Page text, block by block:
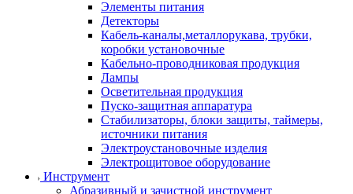
Элементы питания
Детекторы
Кабель-каналы,металлорукава, трубки,
коробки установочные
Кабельно-проводниковая продукция
Лампы
Осветительная продукция
Пуско-защитная аппаратура
Стабилизаторы, блоки защиты, таймеры,
источники питания
Электроустановочные изделия
Электрощитовое оборудование
Инструмент
Абразивный и зачистной инструмент